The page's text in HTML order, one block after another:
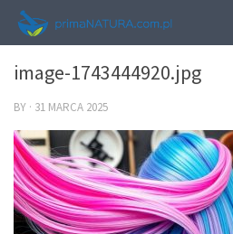
image-1743444920.jpg
BY · 31 MARCA 2025